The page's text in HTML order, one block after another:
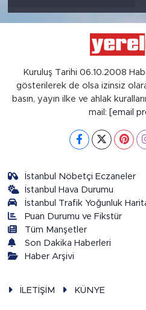
Kuruluş Tarihi 06.10.2008
gösterilerek de olsa izinsiz
basın, yayın ilke ve ahlak
mail: [email
İstanbul Nöbetçi Eczaneler
İstanbul Hava Durumu
İstanbul Trafik Yoğunluk
Puan Durumu ve Fikstür
Tüm Manşetler
Son Dakika Haberleri
Haber Arşivi
İLETİŞİM KÜNYE